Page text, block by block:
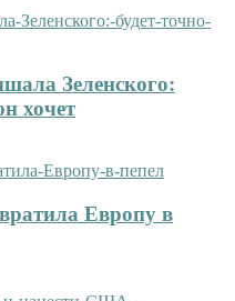
Зеленского:
хочет
Европу в